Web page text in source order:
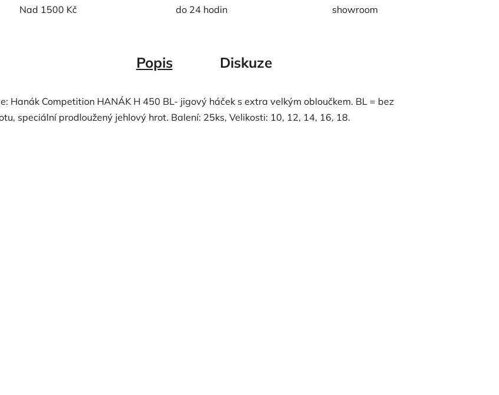
Nad 1500 Kč do 24 hodin showroom
Popis Diskuze
Hanák Competition HANÁK H 450 BL- jigový háček s extra velkým obloučkem. BL = bez
speciální prodloužený jehlový hrot. Balení: 25ks, Velikosti: 10, 12, 14, 16, 18.